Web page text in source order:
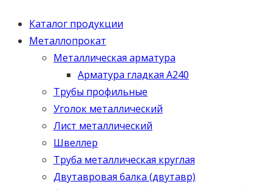
Каталог продукции
Металлопрокат
Металлическая арматура
Арматура гладкая А240
Трубы профильные
Уголок металлический
Лист металлический
Швеллер
Труба металлическая круглая
Двутавровая балка (двутавр)